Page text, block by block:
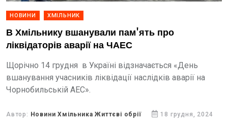
НОВИНИ ХМІЛЬНИК
В Хмільнику вшанували пам'ять про
ліквідаторів аварії на ЧАЕС
Щорічно 14 грудня в Україні відзначається «День
вшанування учасників ліквідації наслідків аварії на
Чорнобильській АЕС».
Автор: Новини Хмільника Життєві обрії 18 грудня, 2024